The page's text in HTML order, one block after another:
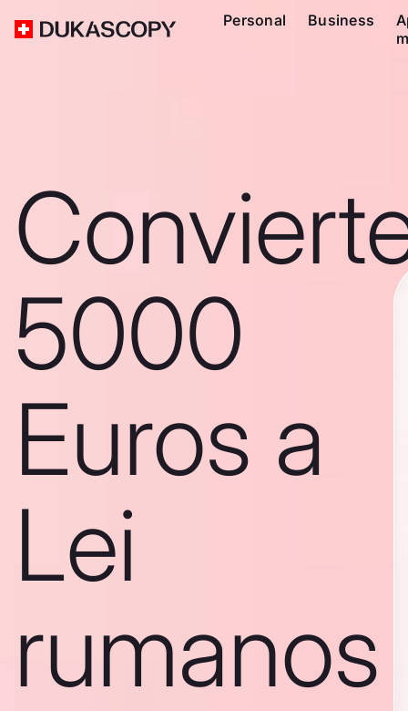
Personal Business
5000
Euros a
Lei
rumanos